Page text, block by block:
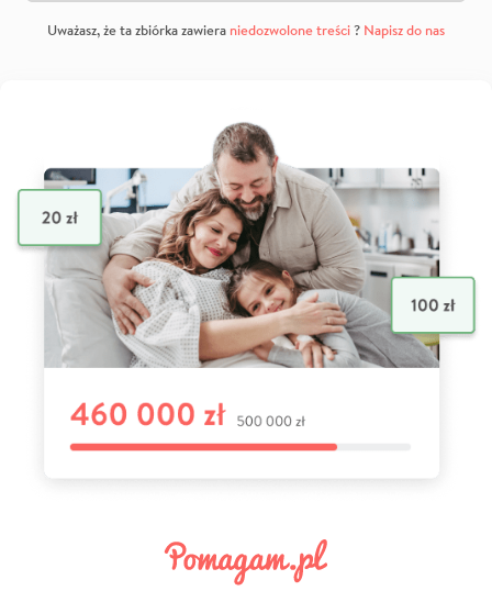
Uważasz, że ta zbiórka zawiera niedozwolone treści? Napisz do nas